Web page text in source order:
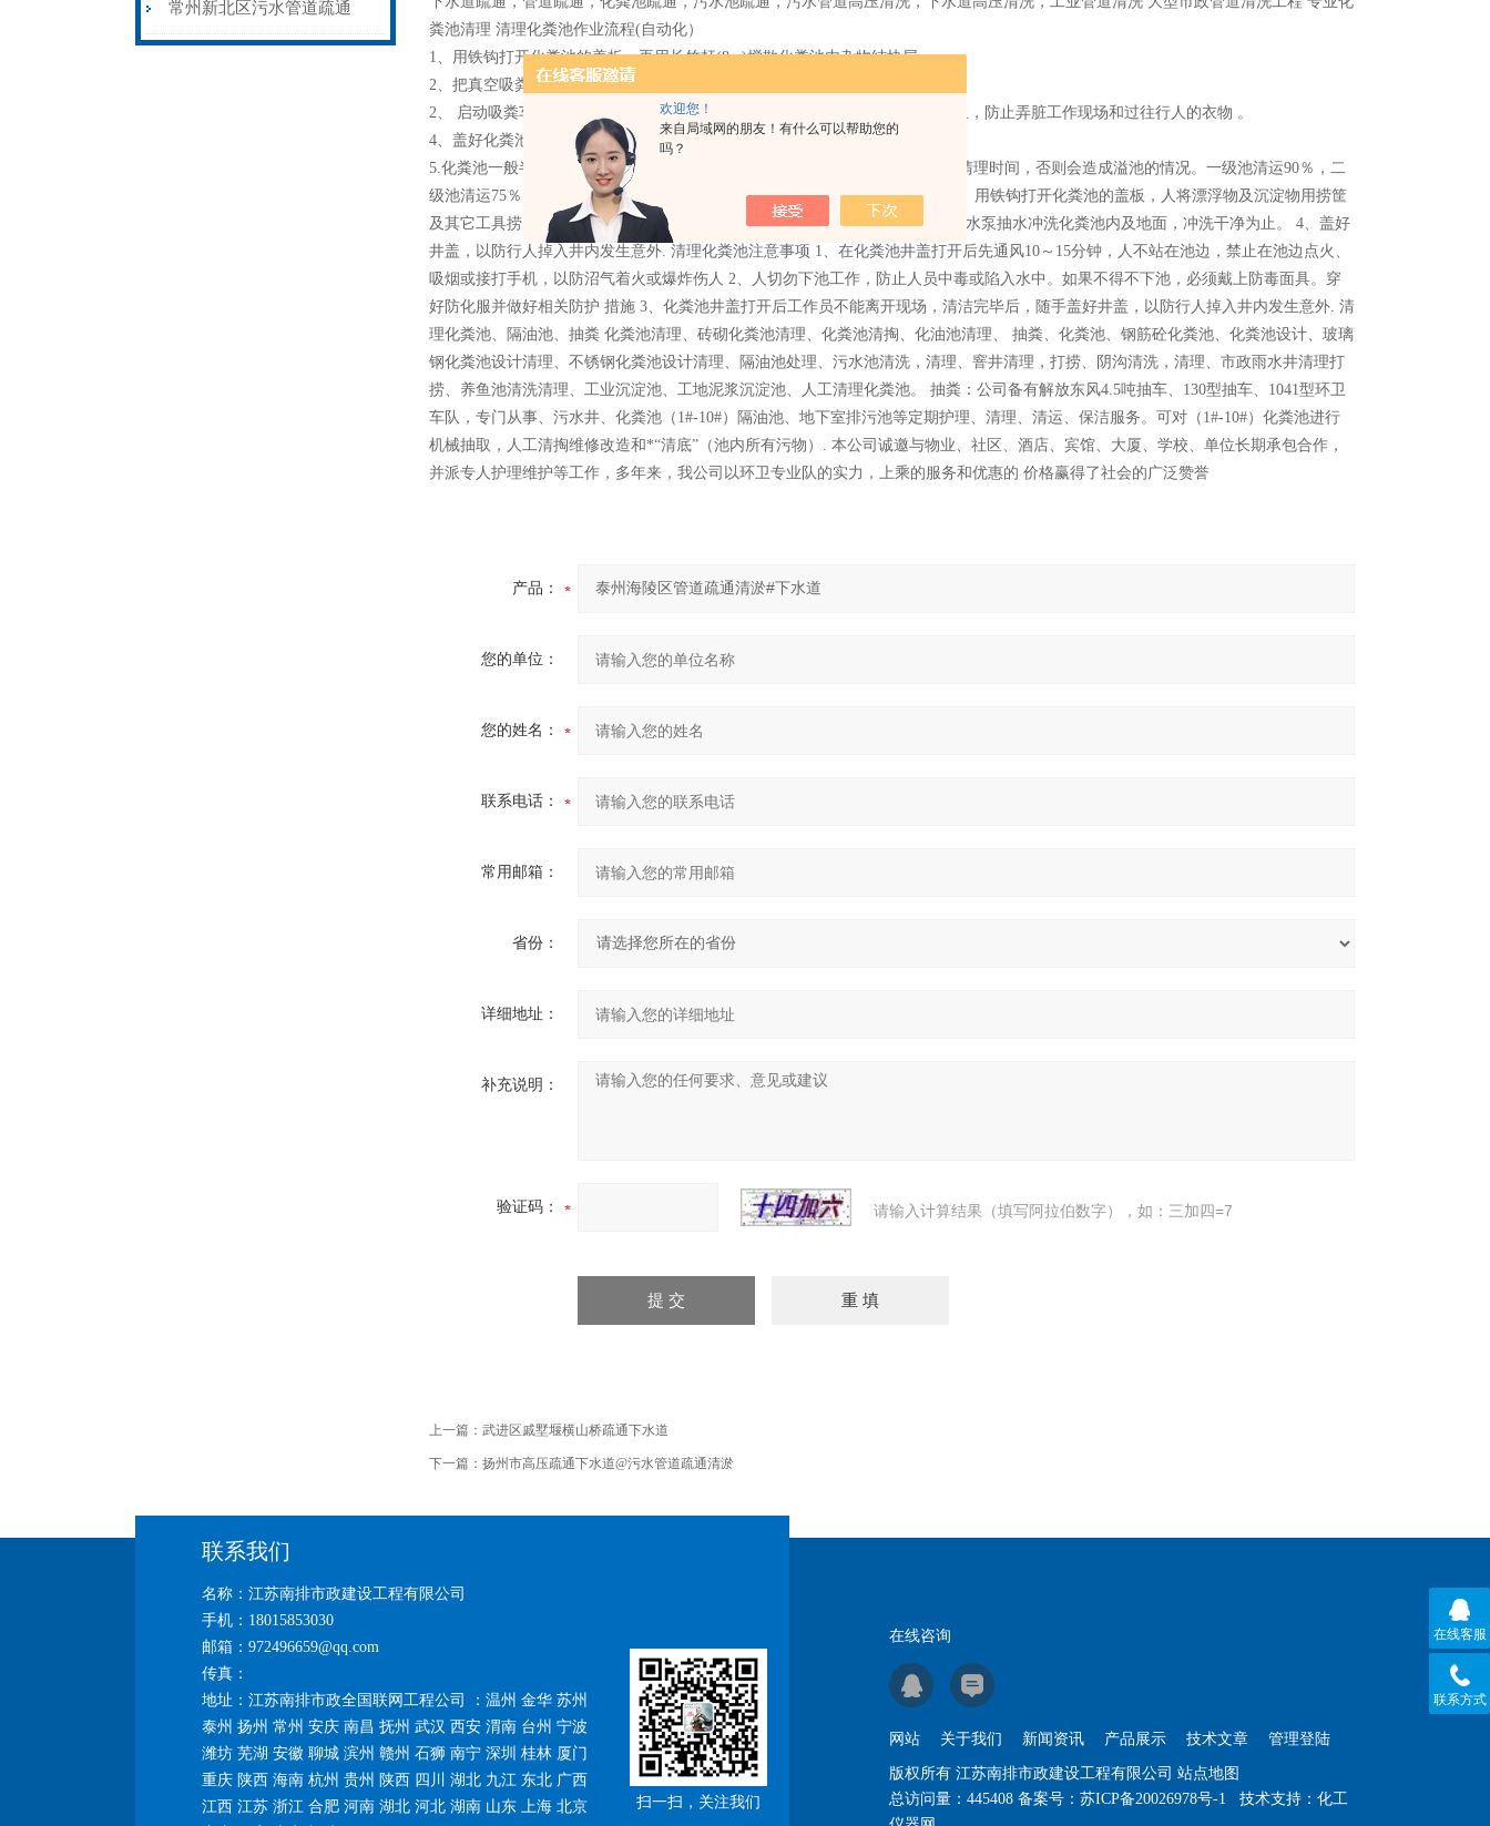
欢迎您！
来自局域网的朋友！有什么可以帮助您的
吗？
原位修复法
常州新北区污水管道疏通
粪池清理 清理化粪池作业流程(自动化）
1、用铁钩打开化粪池的盖板，再用长竹杆(8m)搅散化粪池内杂物结块层。
2、把真空吸粪车开到工作现场，套好吸粪胶管(5m长备3条)放入化粪池内。
2、 启动吸粪车的开关，吸出粪便污物直至化粪池内的化粪结块物基本吸完为止，防止弄脏工作现场和过往行人的衣物 。
4、盖好化粪池井盖，用清水冲洗工作现场和所有工具。
5.化粪池一般半年清理一次，但要看化粪池的使用情况 ，如用量较大则需缩短清理时间，否则会造成溢池的情况。一级池清运90％，二
级池清运75％，三级池硬的表面全部清运。、清理化粪池作业流程(人工化） 1、用铁钩打开化粪池的盖板，人将漂浮物及沉淀物用捞筐
及其它工具捞出。 2、把捞出的沉淀物装入活粪袋用环卫运输车运走。 3、用活水泵抽水冲洗化粪池内及地面，冲洗干净为止。 4、盖好
井盖，以防行人掉入井内发生意外. 清理化粪池注意事项 1、在化粪池井盖打开后先通风10～15分钟，人不站在池边，禁止在池边点火、
吸烟或接打手机，以防沼气着火或爆炸伤人 2、人切勿下池工作，防止人员中毒或陷入水中。如果不得不下池，必须戴上防毒面具。穿
好防化服并做好相关防护 措施 3、化粪池井盖打开后工作员不能离开现场，清洁完毕后，随手盖好井盖，以防行人掉入井内发生意外. 清
理化粪池、隔油池、抽粪 化粪池清理、砖砌化粪池清理、化粪池清掏、化油池清理、 抽粪、化粪池、钢筋砼化粪池、化粪池设计、玻璃
钢化粪池设计清理、不锈钢化粪池设计清理、隔油池处理、污水池清洗，清理、窨井清理，打捞、阴沟清洗，清理、市政雨水井清理打
捞、养鱼池清洗清理、工业沉淀池、工地泥浆沉淀池、人工清理化粪池。 抽粪：公司备有解放东风4.5吨抽车、130型抽车、1041型环卫
车队，专门从事、污水井、化粪池（1#-10#）隔油池、地下室排污池等定期护理、清理、清运、保洁服务。可对（1#-10#）化粪池进行
机械抽取，人工清掏维修改造和*“清底”（池内所有污物）. 本公司诚邀与物业、社区、酒店、宾馆、大厦、学校、单位长期承包合作，
并派专人护理维护等工作，多年来，我公司以环卫专业队的实力，上乘的服务和优惠的 价格赢得了社会的广泛赞誉
产品：
您的单位：
您的姓名：
联系电话：
常用邮箱：
省份：
详细地址：
补充说明：
验证码： 请输入计算结果（填写阿拉伯数字），如：三加四=7
上一篇： 武进区戚墅堰横山桥疏通下水道
下一篇： 扬州市高压疏通下水道@污水管道疏通清淤
联系我们
名称：江苏南排市政建设工程有限公司
手机：18015853030
邮箱：972496659@qq.com
传真：
地址：江苏南排市政全国联网工程公司 ：温州 金华 苏州
泰州 扬州 常州 安庆 南昌 抚州 武汉 西安 渭南 台州 宁波
潍坊 芜湖 安徽 聊城 滨州 赣州 石狮 南宁 深圳 桂林 厦门
重庆 陕西 海南 杭州 贵州 陕西 四川 湖北 九江 东北 广西
江西 江苏 浙江 合肥 河南 湖北 河北 湖南 山东 上海 北京
扫一扫，关注我们
在线咨询
网站 关于我们 新闻资讯 产品展示 技术文章 管理登陆
版权所有 江苏南排市政建设工程有限公司 站点地图
总访问量： 445408 备案号： 苏ICP备20026978号-1 技术支持： 化工
在线客服
联系方式